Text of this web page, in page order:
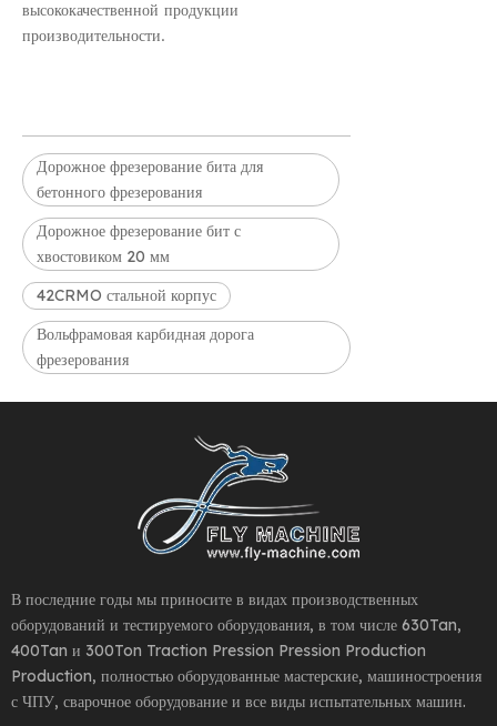
высококачественной продукции
производительности.
Дорожное фрезерование бита для
бетонного фрезерования
Дорожное фрезерование бит с
хвостовиком 20 мм
42CRMO стальной корпус
Вольфрамовая карбидная дорога
фрезерования
В последние годы мы приносите в видах производственных
оборудований и тестируемого оборудования, в том числе 630Tan,
400Tan и 300Ton Traction Pression Pression Production
Production, полностью оборудованные мастерские, машиностроения
с ЧПУ, сварочное оборудование и все виды испытательных машин.